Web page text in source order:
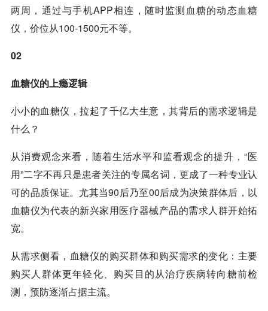
两周，通过与手机APP相连，随时监测血糖的动态血糖
仪，价位从100-1500元不等。
02
血糖仪的上瘾逻辑
小小的血糖仪，拉起了千亿大生意，其背后的需求逻辑是
什么？
从消费观念来看，随着生活水平和监看观念的提升，“医
用”二字不再只是患者关注的专属名词，更成了一种专业认
可的品质保证。尤其当90后乃至00后成为决策群体后，以
血糖仪为代表的新兴家用医疗器械产品的需求人群开始拓
宽。
从需求侧看，血糖仪的购买群体和购买需求的变化：主要
购买人群体更年轻化、购买目的从治疗疾病转向糖前检
测，预防逐渐占据主流。